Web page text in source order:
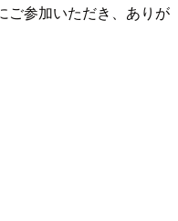
ご参加いただき、ありが